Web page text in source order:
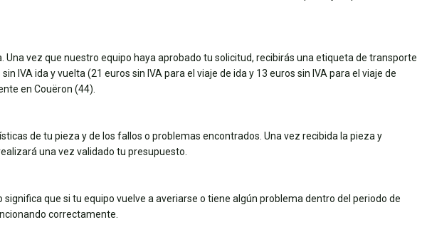
vez que nuestro equipo haya aprobado tu solicitud, recibirás una etiqueta de transporte
IVA ida y vuelta (21 euros sin IVA para el viaje de ida y 13 euros sin IVA para el viaje de
en Couëron (44).
de tu pieza y de los fallos o problemas encontrados. Una vez recibida la pieza y
una vez validado tu presupuesto.
que si tu equipo vuelve a averiarse o tiene algún problema dentro del periodo de
correctamente.